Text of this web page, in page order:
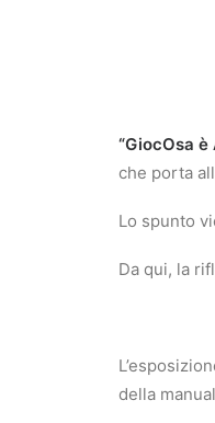
“GiocOsa è
che porta
Lo spunto
Da qui, la
della